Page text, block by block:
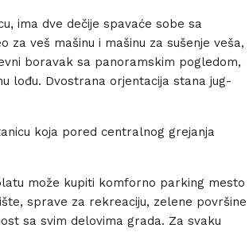
ima dve dečije spavaće sobe sa
veš mašinu i mašinu za sušenje veša,
boravak sa panoramskim pogledom,
lođu. Dvostrana orjentacija stana jug-
koja pored centralnog grejanja
može kupiti komforno parking mesto
sprave za rekreaciju, zelene površine
sa svim delovima grada. Za svaku